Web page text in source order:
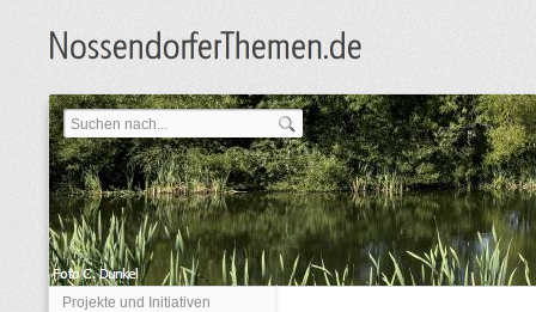
Projekte und Initiativen